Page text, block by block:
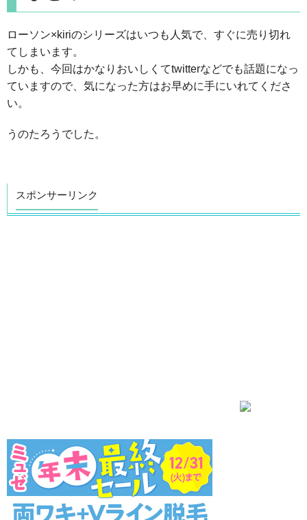
ローソン×kiriのシリーズはいつも人気で、すぐに売り切れ
てしまいます。
しかも、今回はかなりおいしくてtwitterなどでも話題になっ
ていますので、気になった方はお早めに手にいれてくださ
い。
うのたろうでした。
スポンサーリンク